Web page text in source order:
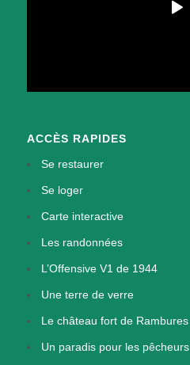
ACCÈS RAPIDES
Se restaurer
Se loger
Carte interactive
Les randonnées
L’Offensive V1 de 1944
Une terre de verre
Le château fort de Rambures
Un paradis pour les pêcheurs